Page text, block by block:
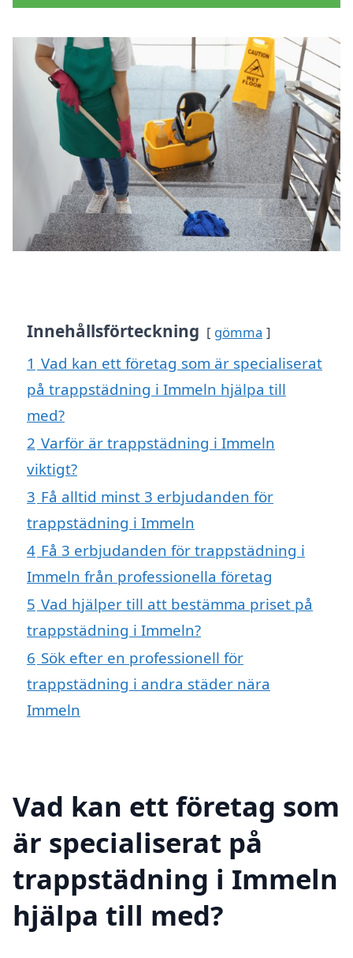
Innehållsförteckning gömma
1 Vad kan ett företag som är specialiserat
på trappstädning i Immeln hjälpa till
med?
2 Varför är trappstädning i Immeln
viktigt?
3 Få alltid minst 3 erbjudanden för
trappstädning i Immeln
4 Få 3 erbjudanden för trappstädning i
Immeln från professionella företag
5 Vad hjälper till att bestämma priset på
trappstädning i Immeln?
6 Sök efter en professionell för
trappstädning i andra städer nära
Immeln
Vad kan ett företag som
är specialiserat på
trappstädning i Immeln
hjälpa till med?